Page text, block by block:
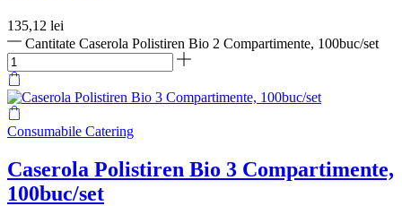
135,12 lei
Cantitate Caserola Polistiren Bio 2 Compartimente, 100buc/set
Consumabile Catering
Caserola Polistiren Bio 3 Compartimente,
100buc/set